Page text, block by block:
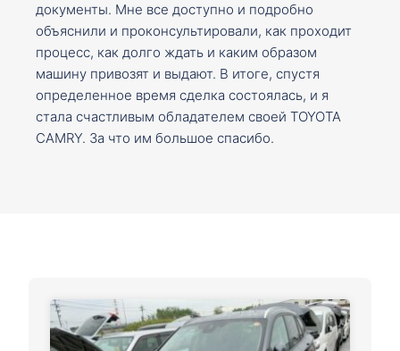
документы. Мне все доступно и подробно
объяснили и проконсультировали, как проходит
процесс, как долго ждать и каким образом
машину привозят и выдают. В итоге, спустя
определенное время сделка состоялась, и я
стала счастливым обладателем своей TOYOTA
CAMRY. За что им большое спасибо.